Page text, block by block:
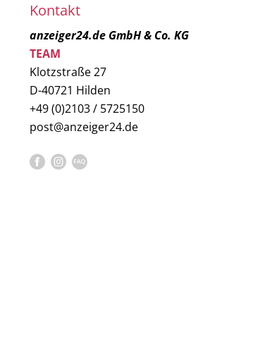
Kontakt
anzeiger24.de GmbH & Co. KG
TEAM
Klotzstraße 27
D-40721 Hilden
+49 (0)2103 / 5725150
post@anzeiger24.de